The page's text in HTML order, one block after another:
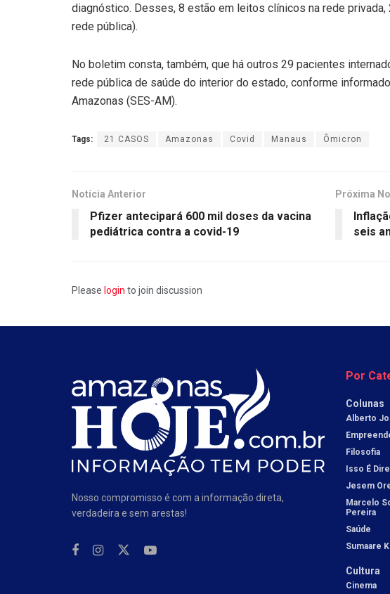
diagnóstico. Desses, 8 estão em leitos clínicos na rede privada,
rede pública).
No boletim consta, também, que há outros 29 pacientes
rede pública de saúde do interior do estado, conforme
Amazonas (SES-AM).
Tags: 21 CASOS Amazonas Covid Manaus Ômicron
Notícia Anterior
Pfizer antecipará 600 mil doses da vacina
pediátrica contra a covid-19
Próxima
seis
Please login to join discussion
Nosso compromisso é com a informação direta,
verdadeira e sem arestas!
Por
Colunas
Alberto
Filosofia
Isso É
Jesem
Marcelo
Pereira
Saúde
Sumaare
Cultura
Cinema